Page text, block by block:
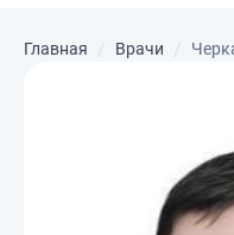
Главная Врачи